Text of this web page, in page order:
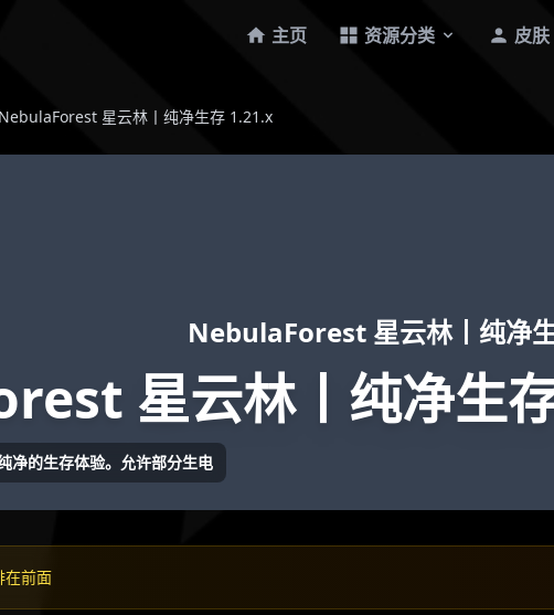
主页 资源分类 皮肤
NebulaForest 星云林丨纯净生存 1.21.x
NebulaForest 星云林丨纯净
星云林丨纯净生
净的生存体验。允许部分生电
在前面